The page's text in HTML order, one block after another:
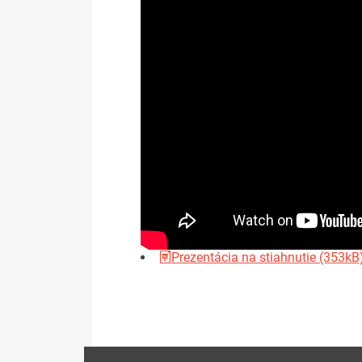
Prezentácia na stiahnutie